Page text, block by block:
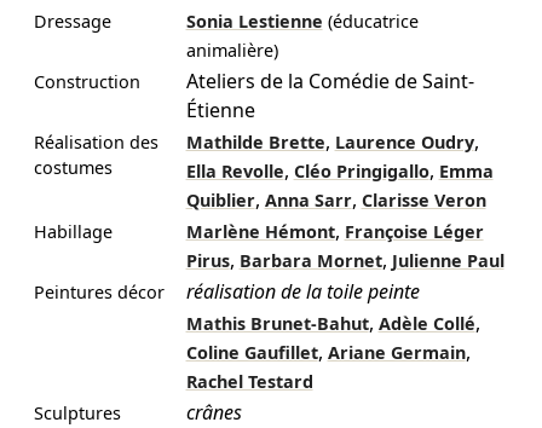
Dressage Sonia Lestienne (éducatrice
animalière)
Construction
Ateliers de la Comédie de Saint-
Étienne
Réalisation des
costumes
Mathilde Brette, Laurence Oudry,
Ella Revolle, Cléo Pringigallo, Emma
Quiblier, Anna Sarr, Clarisse Veron
Habillage
Marlène Hémont, Françoise Léger
Pirus, Barbara Mornet, Julienne Paul
Peintures décor
réalisation de la toile peinte
Mathis Brunet-Bahut, Adèle Collé,
Coline Gaufillet, Ariane Germain,
Rachel Testard
Sculptures
crânes